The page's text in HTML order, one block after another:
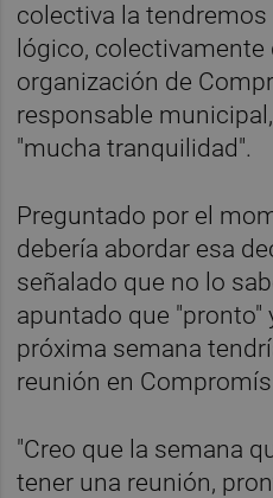
colectiva la
lógico, colectivamente
organización de
responsable
"mucha tranquilidad".
Preguntado por el
debería abordar esa
señalado que no lo
apuntado que "pronto"
próxima semana
reunión en
"Creo que la semana
tener una reunión,